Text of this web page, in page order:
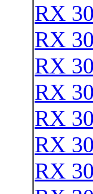
RX
RX
RX
RX
RX
RX
RX